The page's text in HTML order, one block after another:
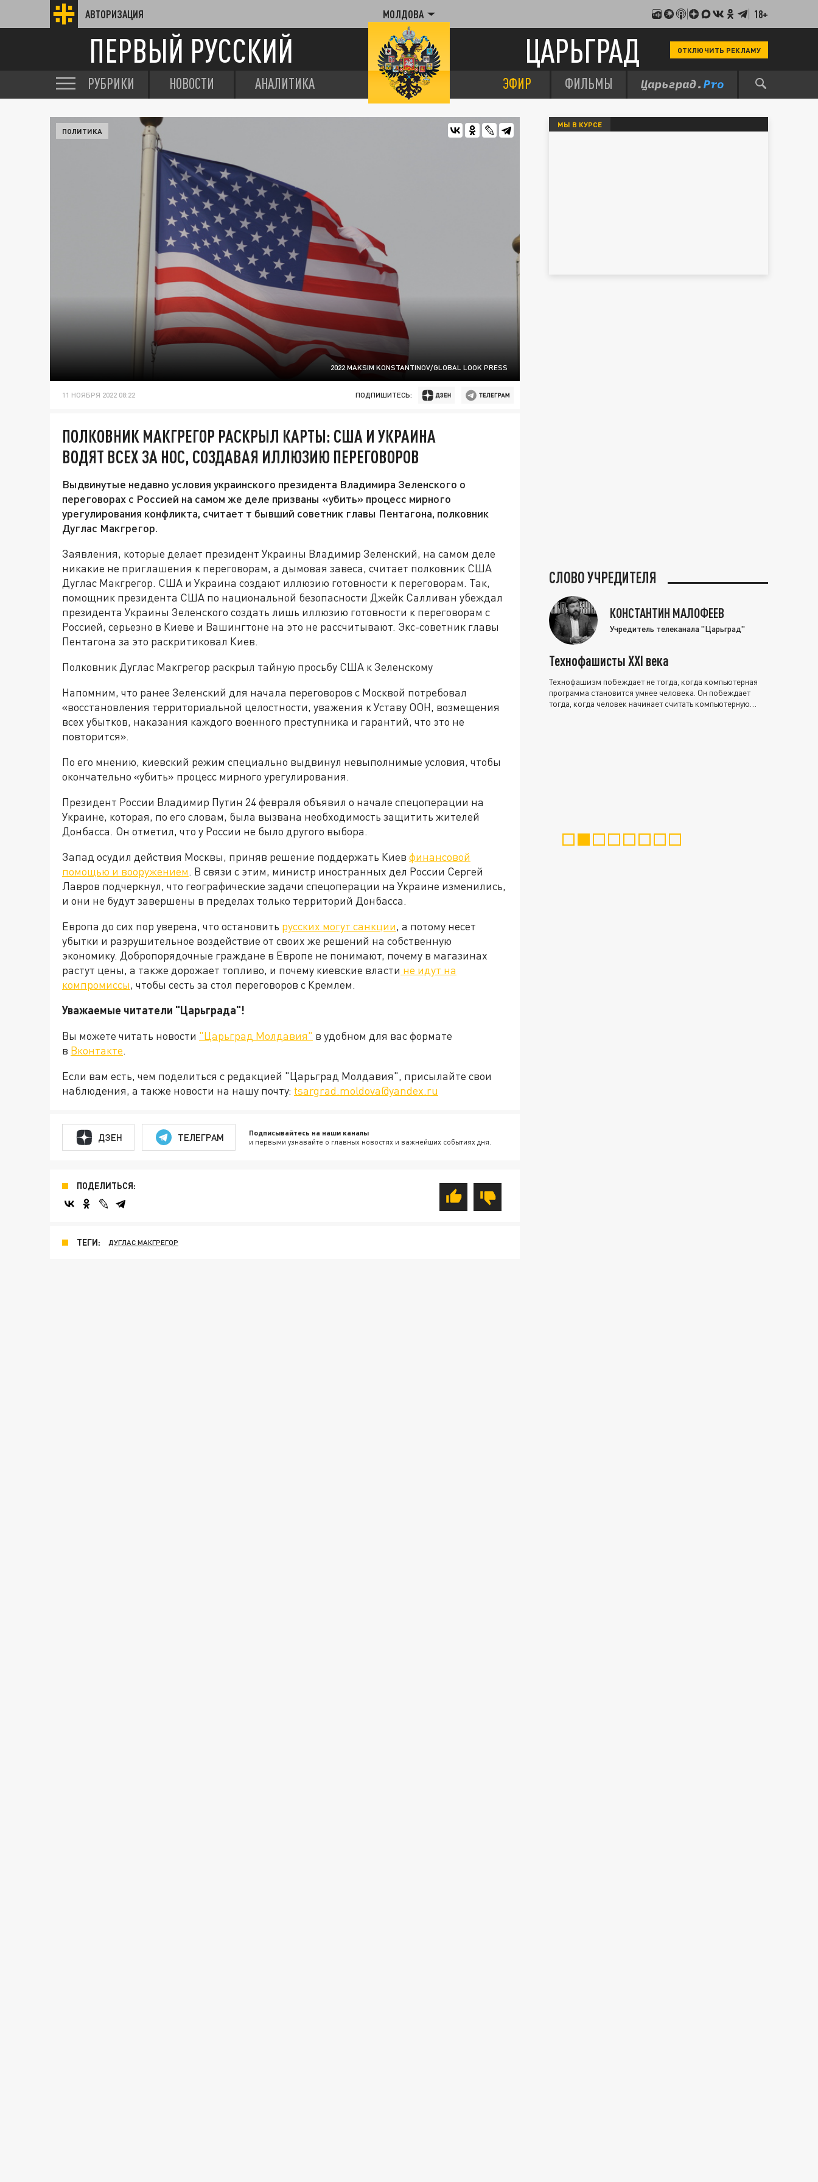
АВТОРИЗАЦИЯ МОЛДОВА 18+
ПЕРВЫЙ РУССКИЙ ЦАРЬГРАД ОТКЛЮЧИТЬ РЕКЛАМУ
РУБРИКИ НОВОСТИ АНАЛИТИКА ЭФИР ФИЛЬМЫ
2022 MAKSIM KONSTANTINOV/GLOBAL LOOK PRESS
ПОЛИТИКА
11 НОЯБРЯ 2022 08:22 ПОДПИШИТЕСЬ:
ПОЛКОВНИК МАКГРЕГОР РАСКРЫЛ КАРТЫ: США И УКРАИНА
ВОДЯТ ВСЕХ ЗА НОС, СОЗДАВАЯ ИЛЛЮЗИЮ ПЕРЕГОВОРОВ
Выдвинутые недавно условия украинского президента Владимира Зеленского о
переговорах с Россией на самом же деле призваны «убить» процесс мирного
урегулирования конфликта, считает т бывший советник главы Пентагона, полковник
Дуглас Макгрегор.
Заявления, которые делает президент Украины Владимир Зеленский, на самом деле
никакие не приглашения к переговорам, а дымовая завеса, считает полковник США
Дуглас Макгрегор. США и Украина создают иллюзию готовности к переговорам. Так,
помощник президента США по национальной безопасности Джейк Салливан убеждал
президента Украины Зеленского создать лишь иллюзию готовности к переговорам с
Россией, серьезно в Киеве и Вашингтоне на это не рассчитывают. Экс-советник главы
Пентагона за это раскритиковал Киев.
Полковник Дуглас Макгрегор раскрыл тайную просьбу США к Зеленскому
Напомним, что ранее Зеленский для начала переговоров с Москвой потребовал
«восстановления территориальной целостности, уважения к Уставу ООН, возмещения
всех убытков, наказания каждого военного преступника и гарантий, что это не
повторится».
По его мнению, киевский режим специально выдвинул невыполнимые условия, чтобы
окончательно «убить» процесс мирного урегулирования.
Президент России Владимир Путин 24 февраля объявил о начале спецоперации на
Украине, которая, по его словам, была вызвана необходимость защитить жителей
Донбасса. Он отметил, что у России не было другого выбора.
Запад осудил действия Москвы, приняв решение поддержать Киев финансовой
помощью и вооружением. В связи с этим, министр иностранных дел России Сергей
Лавров подчеркнул, что географические задачи спецоперации на Украине изменились,
и они не будут завершены в пределах только территорий Донбасса.
Европа до сих пор уверена, что остановить русских могут санкции, а потому несет
убытки и разрушительное воздействие от своих же решений на собственную
экономику. Добропорядочные граждане в Европе не понимают, почему в магазинах
растут цены, а также дорожает топливо, и почему киевские власти не идут на
компромиссы, чтобы сесть за стол переговоров с Кремлем.
Уважаемые читатели "Царьграда"!
Вы можете читать новости "Царьград Молдавия" в удобном для вас формате
в Вконтакте.
Если вам есть, чем поделиться с редакцией "Царьград Молдавия", присылайте свои
наблюдения, а также новости на нашу почту: tsargrad.moldova@yandex.ru
ДЗЕН ТЕЛЕГРАМ Подписывайтесь на наши каналы
и первыми узнавайте о главных новостях и важнейших событиях дня.
ПОДЕЛИТЬСЯ:
ТЕГИ: ДУГЛАС МАКГРЕГОР
МЫ В КУРСЕ
СЛОВО УЧРЕДИТЕЛЯ
КОНСТАНТИН МАЛОФЕЕВ
Учредитель телеканала "Царьград"
Технофашисты XXI века
Технофашизм побеждает не тогда, когда компьютерная
программа становится умнее человека. Он побеждает
тогда, когда человек начинает считать компьютерную